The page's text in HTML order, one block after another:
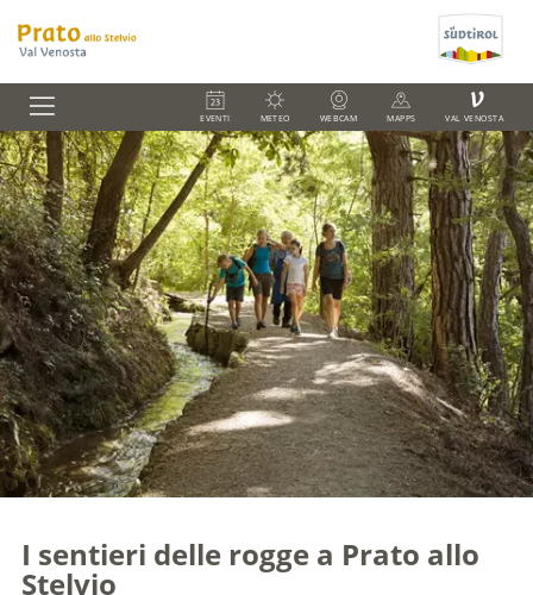
EVENTI METEO WEBCAM MAPPS
V
VAL VENOSTA
I sentieri delle rogge a Prato allo
Stelvio